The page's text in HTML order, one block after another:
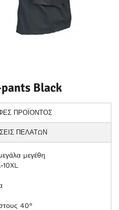
Black
ΠΡΟΪΟΝΤΟΣ
ΠΕΛΑΤΩΝ
μεγέθη
40°